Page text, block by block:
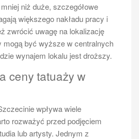
niż duże, szczegółowe
większego nakładu pracy i
zwrócić uwagę na lokalizację
mogą być wyższe w centralnych
wynajem lokalu jest droższy.
ceny tatuaży w
wpływa wiele
rozważyć przed podjęciem
lub artysty. Jednym z